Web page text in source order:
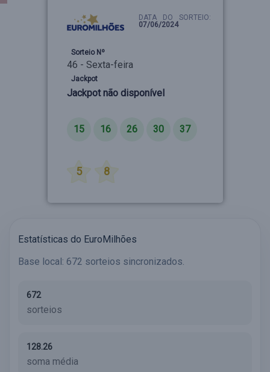
DATA DO SORTEIO:
07/06/2024
Sorteio Nº
46 - Sexta-feira
Jackpot
Jackpot não disponível
15 16 26 30 37
5 8
Estatísticas do EuroMilhões
Base local: 672 sorteios sincronizados.
672
sorteios
128.26
soma média